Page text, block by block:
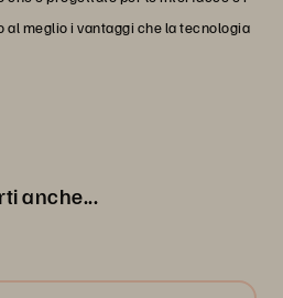
meglio i vantaggi che la tecnologia
anche...